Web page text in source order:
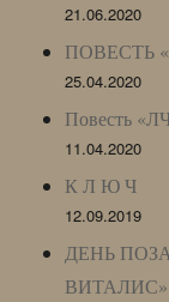
21.06.2020
ПОВЕСТЬ
25.04.2020
Повесть
11.04.2020
К Л Ю Ч
12.09.2019
ДЕНЬ
ВИТАЛИС»